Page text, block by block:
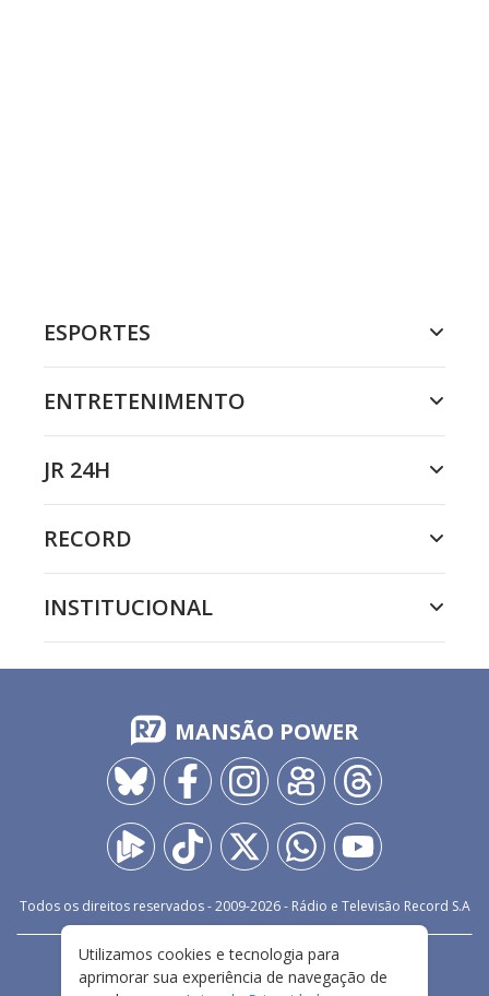
ESPORTES
ENTRETENIMENTO
JR 24H
RECORD
INSTITUCIONAL
MANSÃO POWER
Todos os direitos reservados - 2009-2026- Rádio e Televisão Record S.A
FALE CONOSCO
PRIVACIDADE
Utilizamos cookies e tecnologia para
aprimorar sua experiência de navegação de